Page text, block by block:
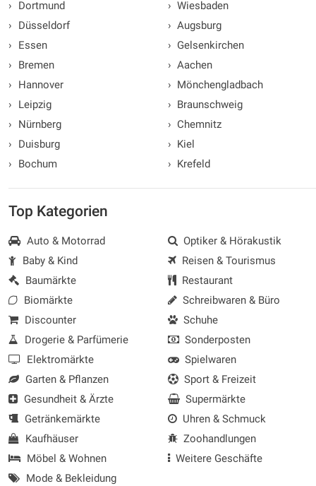
›
Dortmund
›
Düsseldorf
›
Essen
›
Bremen
›
Hannover
›
Leipzig
›
Nürnberg
›
Duisburg
›
Bochum
› Wiesbaden
› Augsburg
› Gelsenkirchen
› Aachen
› Mönchengladbach
› Braunschweig
› Chemnitz
› Kiel
› Krefeld
Top Kategorien
Auto & Motorrad
Baby & Kind
Baumärkte
Biomärkte
Discounter
Drogerie & Parfümerie
Elektromärkte
Garten & Pflanzen
Gesundheit & Ärzte
Getränkemärkte
Kaufhäuser
Möbel & Wohnen
Mode & Bekleidung
Optiker & Hörakustik
Reisen & Tourismus
Restaurant
Schreibwaren & Büro
Schuhe
Sonderposten
Spielwaren
Sport & Freizeit
Supermärkte
Uhren & Schmuck
Zoohandlungen
Weitere Geschäfte